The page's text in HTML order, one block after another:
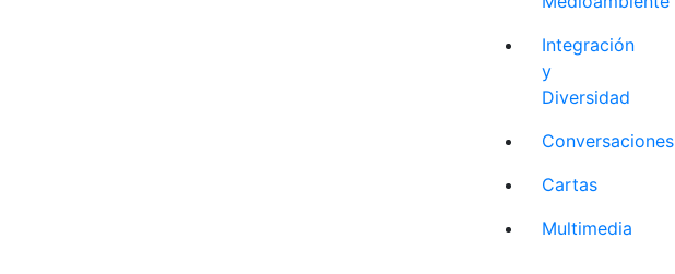
Integración
y
Diversidad
Conversaciones
Cartas
Multimedia